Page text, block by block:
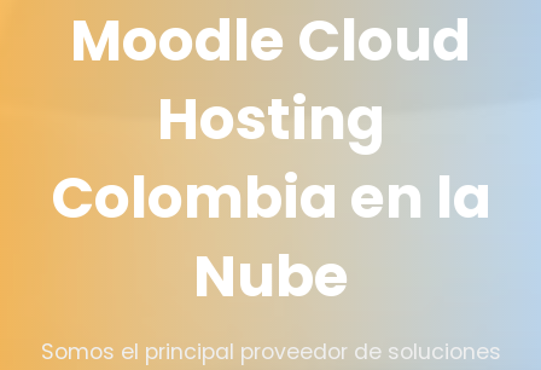
Moodle Cloud
Hosting
Colombia en la
Nube
Somos el principal proveedor de soluciones